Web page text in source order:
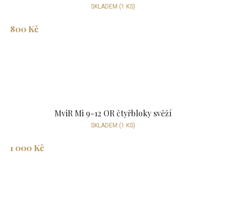
SKLADEM (1 KS)
800 Kč
MviR Mi 9-12 OR čtyřbloky svěží
SKLADEM (1 KS)
1 000 Kč